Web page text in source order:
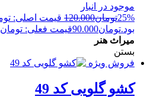
موجود در انبار
25%تومان120.000
بود.تومان90.000قیمت فعلی: تومان90.000.
میراث هنر
بستن
فروش ویژه
کشو گلویی کد 49